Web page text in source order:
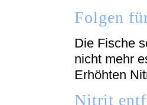
Folgen
Die Fische
nicht mehr
Erhöhten
Nitrit